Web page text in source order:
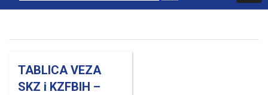
TABLICA VEZA
SKZ i KZFBIH –